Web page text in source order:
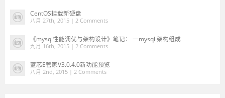
CentOS挂载新硬盘
八月 27th, 2015 | 2 Comments
《mysql性能调优与架构设计》笔记： 一mysql 架构组成
九月 16th, 2015 | 2 Comments
蓝芯E管家V3.0.4.0新功能预览
八月 2nd, 2015 | 2 Comments